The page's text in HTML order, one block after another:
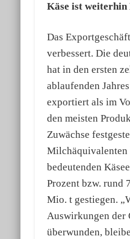
Käse ist
Das
verbessert. Die
hat in den ersten
ablaufenden
exportiert als im
den meisten
Zuwächse
Milchäquivalenten
bedeutenden
Prozent bzw. rund
Mio. t gestiegen.
Auswirkungen der
überwunden,